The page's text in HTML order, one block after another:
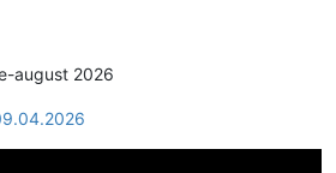
august 2026